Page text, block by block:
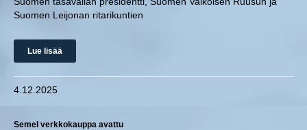
Suomen Leijonan ritarikuntien
Lue lisää
4.12.2025
Semel verkkokauppa avattu